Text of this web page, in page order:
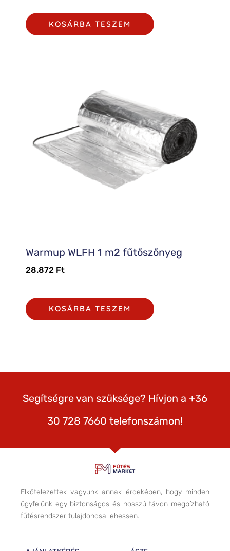
KOSÁRBA TESZEM
Warmup WLFH 1 m2 fűtőszőnyeg
28.872 Ft
KOSÁRBA TESZEM
Segítségre van szüksége? Hívjon a +36
30 728 7660 telefonszámon!
Elkötelezettek vagyunk annak érdekében, hogy minden
ügyfelünk egy biztonságos és hosszú távon megbízható
fűtésrendszer tulajdonosa lehessen.